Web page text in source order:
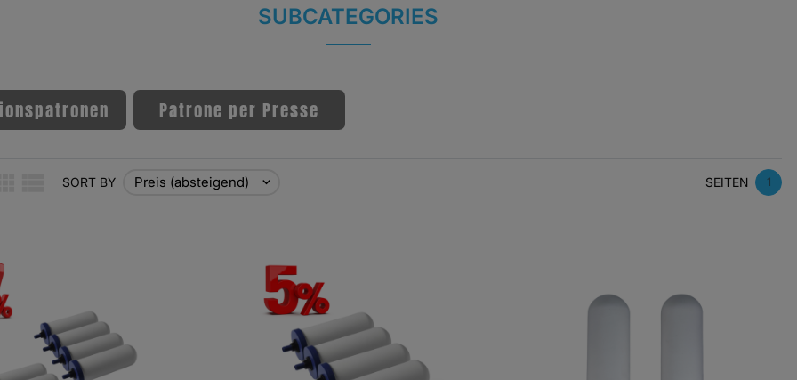
SUBCATEGORIES
Patrone per Presse
SORT BY Preis (absteigend)  SEITEN 1